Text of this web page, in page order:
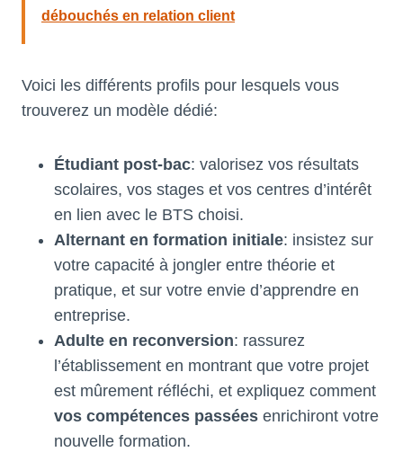
débouchés en relation client
Voici les différents profils pour lesquels vous
trouverez un modèle dédié:
Étudiant post-bac: valorisez vos résultats
scolaires, vos stages et vos centres d’intérêt
en lien avec le BTS choisi.
Alternant en formation initiale: insistez sur
votre capacité à jongler entre théorie et
pratique, et sur votre envie d’apprendre en
entreprise.
Adulte en reconversion: rassurez
l’établissement en montrant que votre projet
est mûrement réfléchi, et expliquez comment
vos compétences passées enrichiront votre
nouvelle formation.